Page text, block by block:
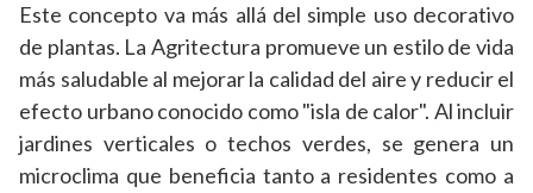
Este concepto va más allá del simple uso decorativo
de plantas. La Agritectura promueve un estilo de vida
más saludable al mejorar la calidad del aire y reducir el
efecto urbano conocido como "isla de calor". Al incluir
jardines verticales o techos verdes, se genera un
microclima que beneficia tanto a residentes como a